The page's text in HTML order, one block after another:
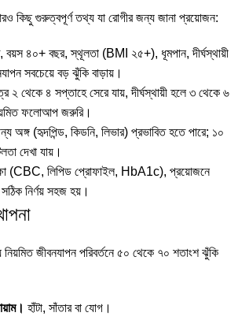
কিছু গুরুত্বপূর্ণ তথ্য যা রোগীর জন্য জানা প্রয়োজন:
বয়স ৪০+ বছর, স্থূলতা (BMI ২৫+), ধূমপান, দীর্ঘস্থায়ী
সবচেয়ে বড় ঝুঁকি বাড়ায়।
২ থেকে ৪ সপ্তাহে সেরে যায়, দীর্ঘস্থায়ী হলে ৩ থেকে ৬
ফলোআপ জরুরি।
অঙ্গ (হৃদপিন্ড, কিডনি, লিভার) প্রভাবিত হতে পারে; ১০
দেখা যায়।
(CBC, লিপিড প্রোফাইল, HbA1c), প্রয়োজনে
সঠিক নির্ণয় সহজ হয়।
নিয়মিত জীবনযাপন পরিবর্তনে ৫০ থেকে ৭০ শতাংশ ঝুঁকি
হাঁটা, সাঁতার বা যোগ।